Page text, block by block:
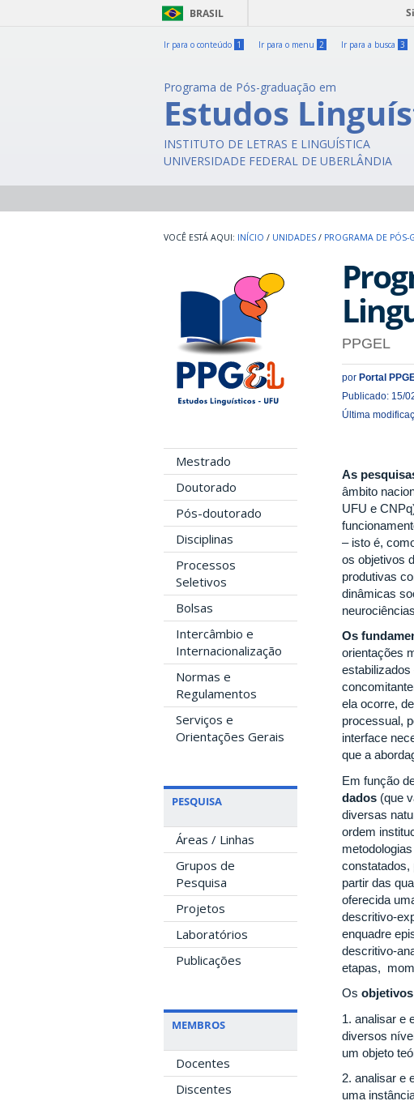
BRASIL
Ir para o conteúdo 1 Ir para o menu 2 Ir para a busca 3
Programa de Pós-graduação em
Estudos
INSTITUTO DE LETRAS E LINGUÍSTICA
UNIVERSIDADE FEDERAL DE UBERLÂNDIA
INÍCIO / UNIDADES / PROGRAMA DE PÓS-
Mestrado
Doutorado
Pós-doutorado
Disciplinas
Processos
Seletivos
Bolsas
Intercâmbio e
Internacionalização
Normas e
Regulamentos
Serviços e
Orientações Gerais
PESQUISA
Áreas / Linhas
Grupos de
Pesquisa
Projetos
Laboratórios
Publicações
MEMBROS
Docentes
Discentes
PPGEL
por Portal
Publicado: 15/
Última
As
âmbito
UFU e
– isto é,
os objetivos
produtivas
dinâmicas
Os
orientações
estabilizados
ela ocorre,
processual,
interface
que a
Em função
dados (que
diversas
ordem
constatados,
partir das
oferecida
descritivo-
enquadre
descritivo-
etapas,
Os
1. analisar e
diversos
um objeto
2. analisar e
uma